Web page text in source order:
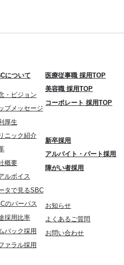
について
・ビジョン
プメッセージ
厚生
ニック紹介
概要
ルボイス
タで見るSBC
のパーパス
採用比率
バック採用
ァラル採用
医療従事職 採用TOP
美容職 採用TOP
コーポレート 採用TOP
新卒採用
アルバイト・パート採用
障がい者採用
お知らせ
よくあるご質問
お問い合わせ